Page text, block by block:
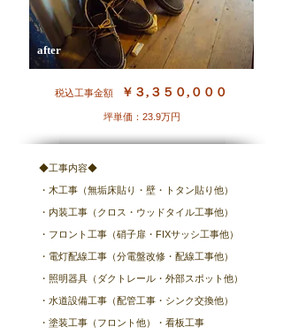
​after
税込工事金額 ￥３,３５０,０００
​坪単価：23.9万円
◆工事内容◆
・木工事（無垢床貼り・壁・トタン貼り他）
・内装工事（クロス・ウッドタイル工事他）
・フロント工事（硝子扉・FIXサッシ工事他）
・電灯配線工事（分電盤改修・配線工事他）
・照明器具（ダクトレール・外部スポット他）
・水道設備工事（配管工事・シンク交換他）
・塗装工事（フロント他）・看板工事